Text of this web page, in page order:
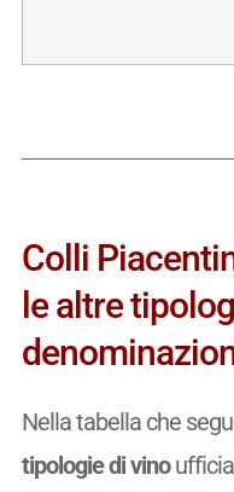
Colli
le altre
Nella tabella che
tipologie di vino